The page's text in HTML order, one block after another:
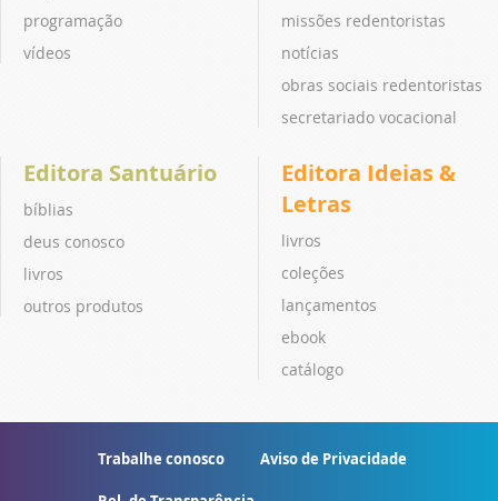
programação
vídeos
missões redentoristas
notícias
obras sociais redentoristas
secretariado vocacional
Editora Santuário
bíblias
deus conosco
livros
outros produtos
Editora Ideias &
Letras
livros
coleções
lançamentos
ebook
catálogo
Trabalhe conosco Aviso de Privacidade